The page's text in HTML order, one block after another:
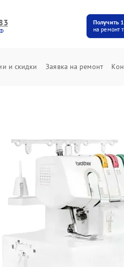
Получить
на ремонт
и скидки Заявка на ремонт